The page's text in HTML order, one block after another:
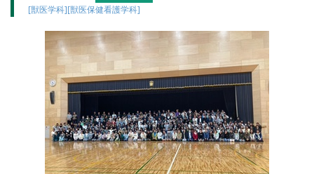
[獣医学科][獣医保健看護学科]